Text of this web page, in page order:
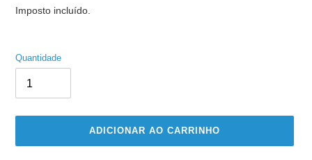
normal
Imposto incluído.
Quantidade
ADICIONAR AO CARRINHO